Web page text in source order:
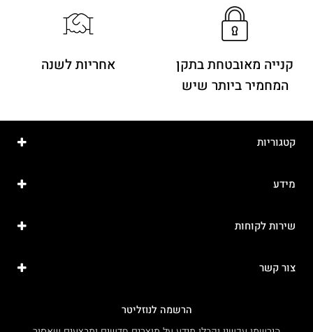
קנייה מאובטחת בתקן
המחמיר ביותר שיש
אחריות לשנה
קטגוריות
מידע
שירות לקוחות
צור קשר
הרשמה לנוזליטר